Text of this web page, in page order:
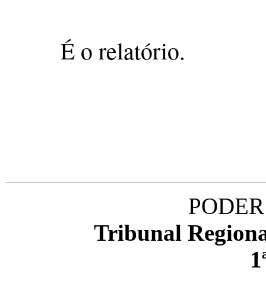
É o relatório.
Tribunal